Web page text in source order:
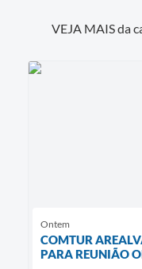
VEJA MAIS da
Ontem
COMTUR
PARA REUNIÃO